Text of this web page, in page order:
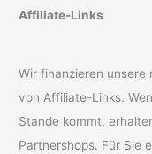
Affiliate-Links
Wir finanzieren unsere
von Affiliate-Links.
Stande kommt,
Partnershops. Für Sie